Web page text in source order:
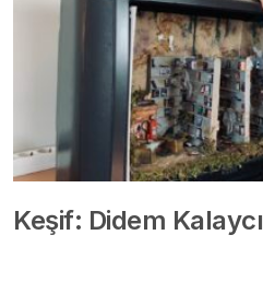
Keşif: Didem Kalaycı